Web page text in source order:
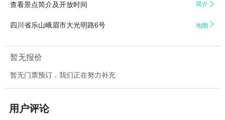
查看景点简介及开放时间 简介 
四川省乐山峨眉市大光明路6号 地图 
暂无报价
暂无门票预订，我们正在努力补充
用户评论